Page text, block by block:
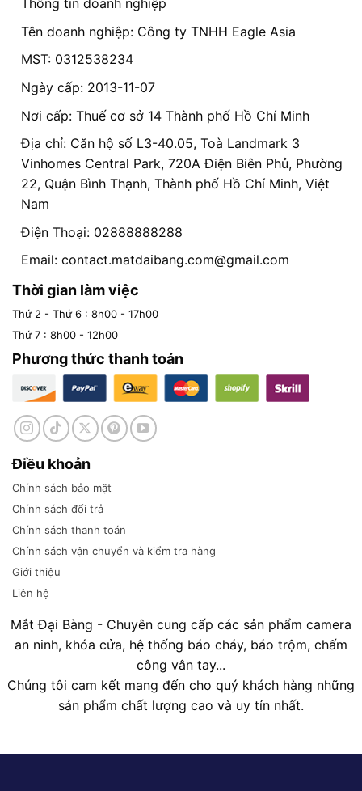
Thông tin doanh nghiệp
Tên doanh nghiệp: Công ty TNHH Eagle Asia
MST: 0312538234
Ngày cấp: 2013-11-07
Nơi cấp: Thuế cơ sở 14 Thành phố Hồ Chí Minh
Địa chỉ: Căn hộ số L3-40.05, Toà Landmark 3
Vinhomes Central Park, 720A Điện Biên Phủ, Phường
22, Quận Bình Thạnh, Thành phố Hồ Chí Minh, Việt
Nam
Điện Thoại: 02888888288
Email: contact.matdaibang.com@gmail.com
Thời gian làm việc
Thứ 2 - Thứ 6 : 8h00 - 17h00
Thứ 7 : 8h00 - 12h00
Phương thức thanh toán
Điều khoản
Chính sách bảo mật
Chính sách đổi trả
Chính sách thanh toán
Chính sách vận chuyển và kiểm tra hàng
Giới thiệu
Liên hệ
Mắt Đại Bàng - Chuyên cung cấp các sản phẩm camera
an ninh, khóa cửa, hệ thống báo cháy, báo trộm, chấm
công vân tay...
Chúng tôi cam kết mang đến cho quý khách hàng những
sản phẩm chất lượng cao và uy tín nhất.